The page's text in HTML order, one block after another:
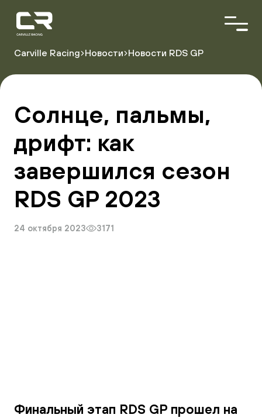
version="1.0"
encoding="utf-
Автопарк
Партнёры
Расписание гонок
Результаты
Carville Racing Новости Новости RDS GP
Солнце, пальмы,
дрифт: как
завершился сезон
RDS GP 2023
24 октября 2023 3171
Финальный этап RDS GP прошел на